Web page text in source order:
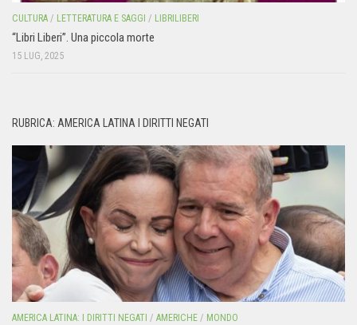
CULTURA / LETTERATURA E SAGGI / LIBRILIBERI
“Libri Liberi”. Una piccola morte
15 LUG, 2025
RUBRICA: AMERICA LATINA I DIRITTI NEGATI
AMERICA LATINA: I DIRITTI NEGATI / AMERICHE / MONDO